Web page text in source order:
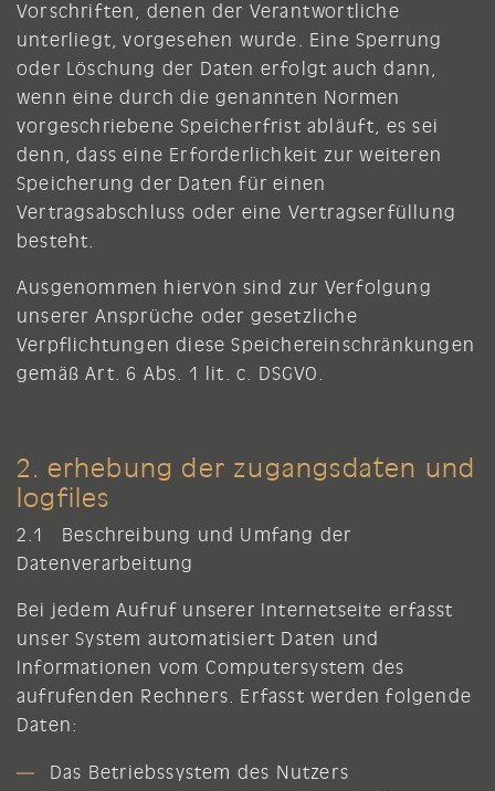
Vorschriften, denen der Verantwortliche
unterliegt, vorgesehen wurde. Eine Sperrung
oder Löschung der Daten erfolgt auch dann,
wenn eine durch die genannten Normen
vorgeschriebene Speicherfrist abläuft, es sei
denn, dass eine Erforderlichkeit zur weiteren
Speicherung der Daten für einen
Vertragsabschluss oder eine Vertragserfüllung
besteht.
Ausgenommen hiervon sind zur Verfolgung
unserer Ansprüche oder gesetzliche
Verpflichtungen diese Speichereinschränkungen
gemäß Art. 6 Abs. 1 lit. c. DSGVO.
2. erhebung der zugangsdaten und
logfiles
2.1 Beschreibung und Umfang der
Datenverarbeitung
Bei jedem Aufruf unserer Internetseite erfasst
unser System automatisiert Daten und
Informationen vom Computersystem des
aufrufenden Rechners. Erfasst werden folgende
Daten:
Das Betriebssystem des Nutzers